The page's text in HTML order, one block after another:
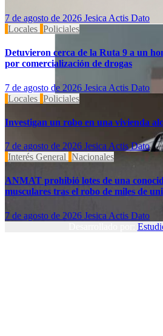
7 de agosto de 2026 Jesica Actis Dato
Locales Policiales
Detuvieron cerca de la Ruta 9 a un
por comercialización de drogas
7 de agosto de 2026 Jesica Actis Dato
Locales Policiales
Investigan un robo en una vivienda
7 de agosto de 2026 Jesica Actis Dato
Interés General Nacionales
ANMAT prohibió lotes de una
musculares tras el robo de miles de
7 de agosto de 2026 Jesica Actis Dato